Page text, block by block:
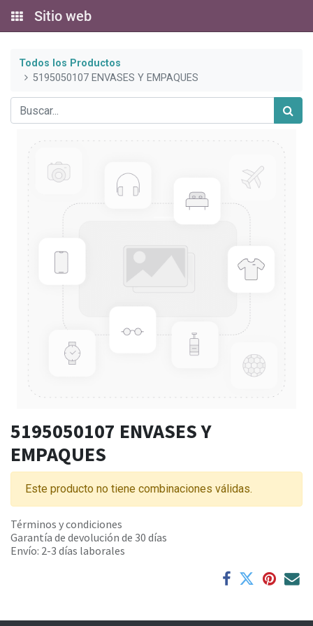
Sitio web
Todos los Productos
5195050107 ENVASES Y EMPAQUES
5195050107 ENVASES Y
EMPAQUES
Este producto no tiene combinaciones válidas.
Términos y condiciones
Garantía de devolución de 30 días
Envío: 2-3 días laborales